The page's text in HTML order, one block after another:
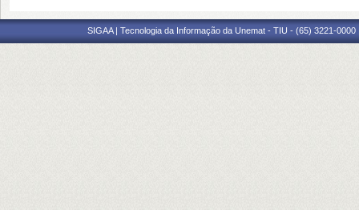
SIGAA | Tecnologia da Informação da Unemat - TIU - (65) 3221-